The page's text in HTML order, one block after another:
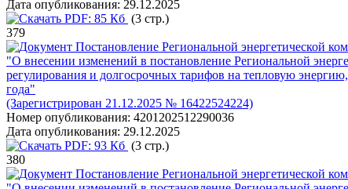
Дата опубликования: 29.12.2025
PDF: 85 Кб (3 стр.)
379
Постановление Региональной энергетической
"О внесении изменений в постановление Региональной
регулирования и долгосрочных тарифов на тепловую
года"
(Зарегистрирован 21.12.2025 № 16422524224)
Номер опубликования: 4201202512290036
Дата опубликования: 29.12.2025
PDF: 93 Кб (3 стр.)
380
Постановление Региональной энергетической